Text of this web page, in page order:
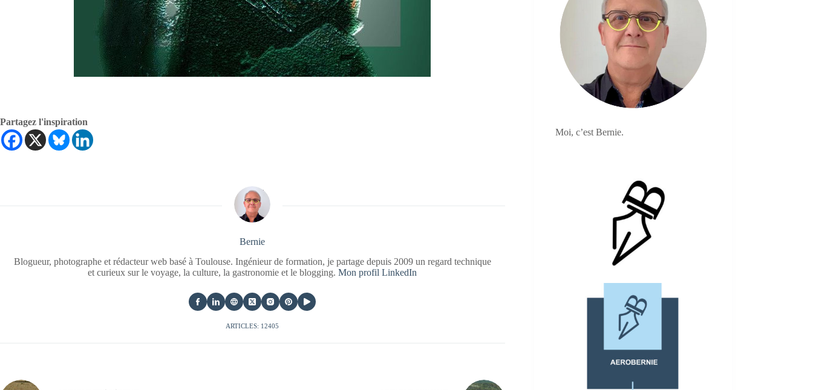
Partagez l'inspiration
Bernie
Blogueur, photographe et rédacteur web basé à Toulouse. Ingénieur de formation, je partage depuis 2009 un regard technique
et curieux sur le voyage, la culture, la gastronomie et le blogging.Mon profil LinkedIn
ARTICLES: 12405
Moi, c’est Bernie.